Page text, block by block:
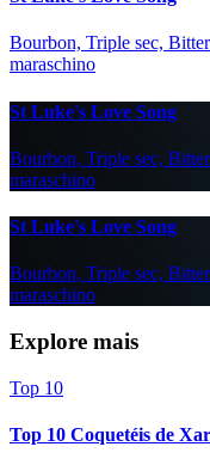
Bourbon, Triple sec,
maraschino
St Luke's Love Song
Bourbon, Triple sec,
maraschino
St Luke's Love Song
Bourbon, Triple sec,
maraschino
Explore mais
Top 10
Top 10 Coquetéis de